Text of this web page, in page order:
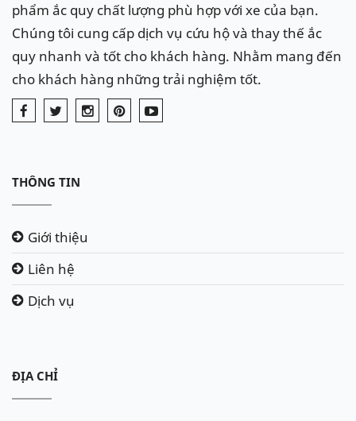
Ắc quy ban đầu lắp theo xe
Mercedes và các dòng châu Âu sử
dụng bình ắc quy Varta, thương hiệu
Varta thuộc tập đoàn John Controls
Các xe Mercedes GLA 45 AMG sử
cho xe Mercedes GLA 45 AGM: AGM
80Ah hoặc loại miễn bảo dưỡng (MF
Tham khảo các bình thay thế dưới đây:
phẩm ắc quy chất lượng phù hợp với xe của bạn.
Chúng tôi cung cấp dịch vụ cứu hộ và thay thế ắc
quy nhanh và tốt cho khách hàng. Nhằm mang đến
cho khách hàng những trải nghiệm tốt.
THÔNG TIN
Giới thiệu
Liên hệ
Dịch vụ
ĐỊA CHỈ